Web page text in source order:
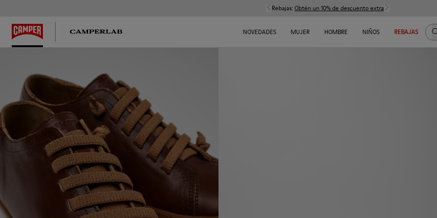
Rebajas: Obtén un 10% de descuento extra
NOVEDADES MUJER HOMBRE NIÑOS REBAJAS